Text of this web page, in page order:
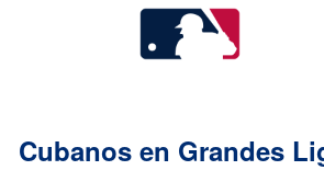
Cubanos en Grandes